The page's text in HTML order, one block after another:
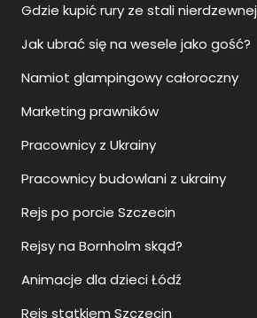
Gdzie kupić rury ze stali
Jak ubrać się na wesele jako gość?
Namiot glampingowy całoroczny
Marketing prawników
Pracownicy z Ukrainy
Pracownicy budowlani z ukrainy
Rejs po porcie Szczecin
Rejsy na Bornholm skąd?
Animacje dla dzieci Łódź
Rejs statkiem Szczecin